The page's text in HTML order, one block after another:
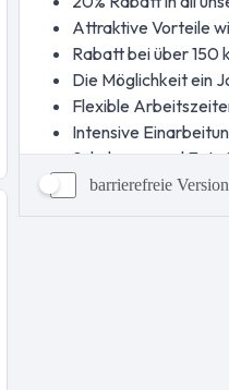
barrierefreie Version